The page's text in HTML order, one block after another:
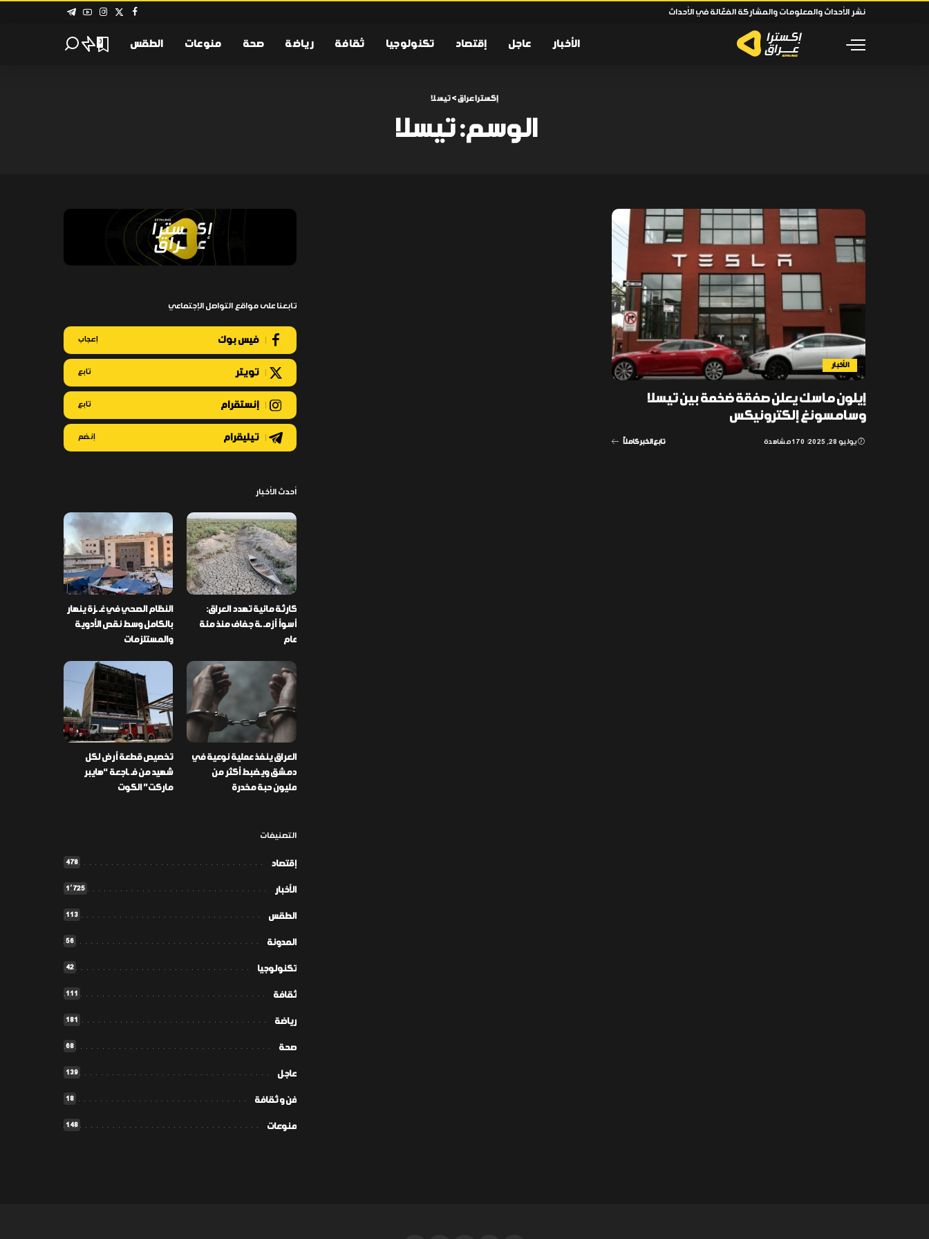
نشر الأحداث والمعلومات والمشاركة الفعّالة في الأحداث
الأخبار عاجل إقتصاد تكنولوجيا ثقافة رياضة صحة منوعات الطقس 0
إكسترا عراق>تيسلا
الوسم:تيسلا
الأخبار
إيلون ماسك يعلن صفقة ضخمة بين تيسلا
وسامسونغ إلكترونيكس
يوليو 28, 2025 170 مشاهدة تابع الخبر كاملاً
تابعنا على مواقع التواصل الإجتماعي
فيس بوك إعجاب
تويتر تابع
إنستقرام تابع
تيليقرام إنضم
أحدث الأخبار
كارثة مائية تهدد العراق:
أسوأ أزمـ ـة جفاف منذ مئة
عام
النظام الصحي في غـ ـزة ينهار
بالكامل وسط نقص الأدوية
والمستلزمات
العراق ينفذ عملية نوعية في
دمشق ويضبط أكثر من
مليون حبة مخدرة
تخصيص قطعة أرض لكل
شهيد من فـ ـاجعة “هايبر
ماركت” الكوت
التصنيفات
إقتصاد 478
الأخبار 1٬725
الطقس 113
المدونة 56
تكنولوجيا 42
ثقافة 111
رياضة 181
صحة 68
عاجل 139
فن و ثقافة 18
منوعات 148